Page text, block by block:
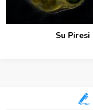
Su Piresi